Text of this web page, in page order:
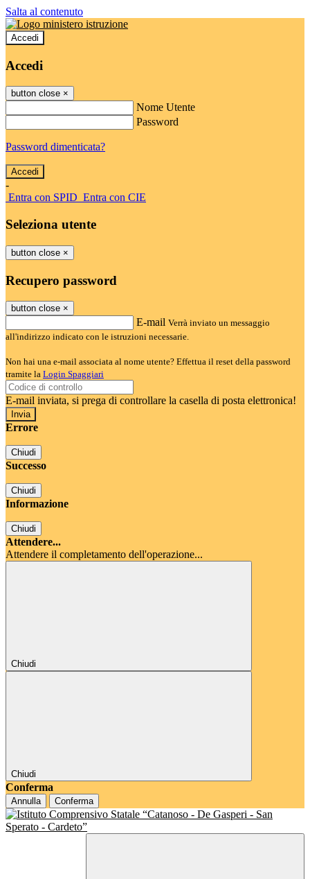
Salta al contenuto
Accedi
Accedi
button close ×
Nome Utente
Password
Password dimenticata?
-
Entra con SPID Entra con CIE
Seleziona utente
button close ×
Recupero password
button close ×
E-mail Verrà inviato un messaggio
all'indirizzo indicato con le istruzioni necessarie.
Non hai una e-mail associata al nome utente? Effettua il reset della password
tramite la Login Spaggiari
E-mail inviata, si prega di controllare la casella di posta elettronica!
Errore
Chiudi
Successo
Chiudi
Informazione
Chiudi
Attendere...
Attendere il completamento dell'operazione...
Chiudi
Chiudi
Conferma
Annulla Conferma